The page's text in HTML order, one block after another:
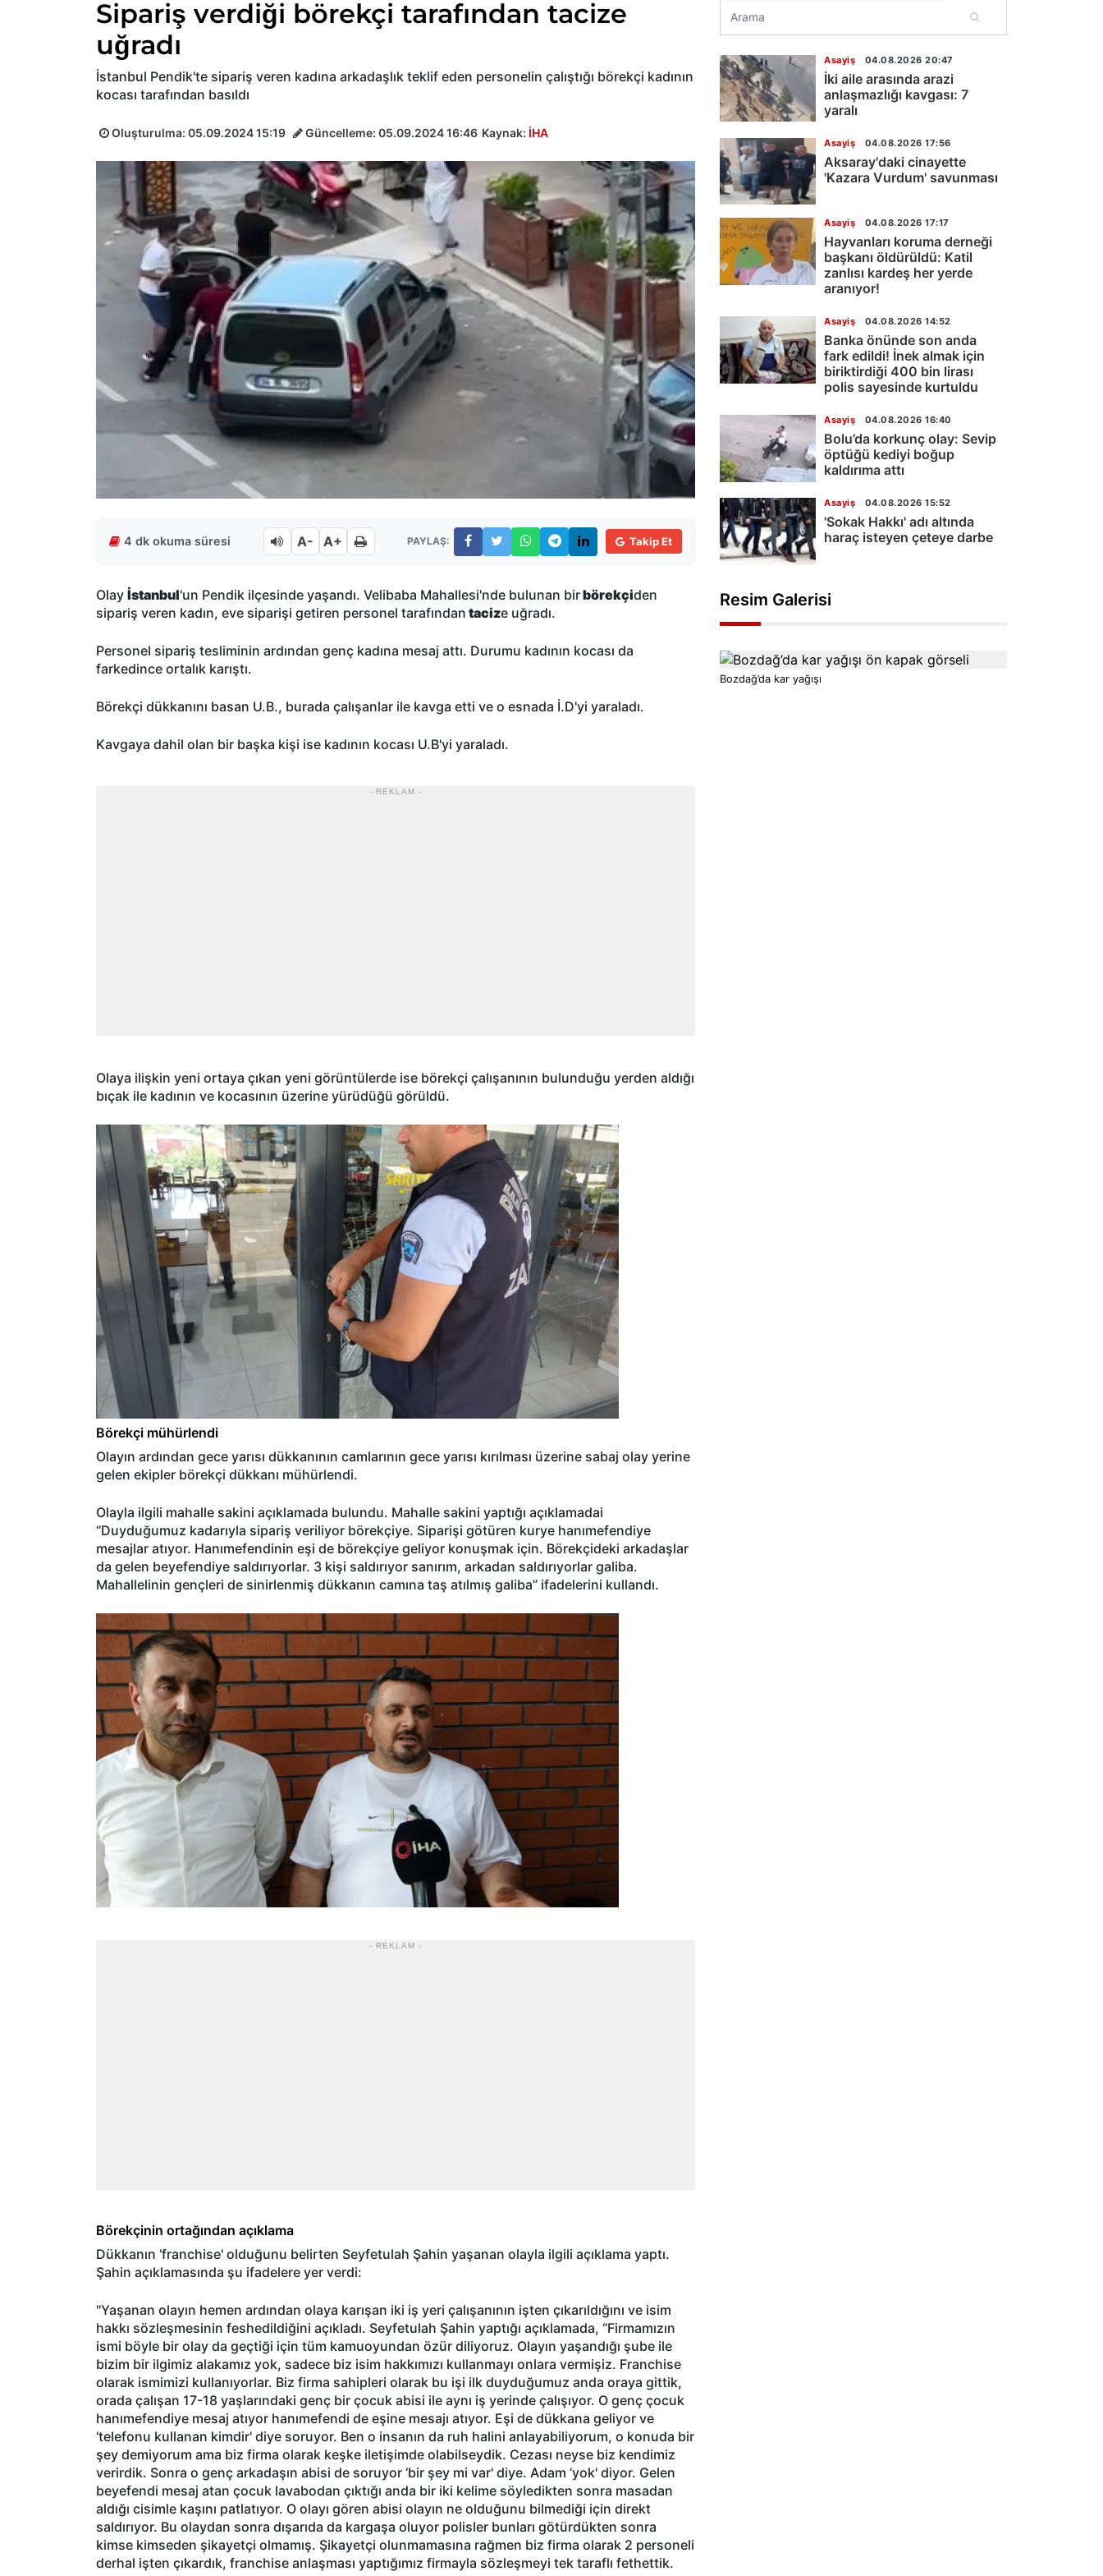
Sipariş verdiği börekçi tarafından tacize
uğradı
İstanbul Pendik'te sipariş veren kadına arkadaşlık teklif eden personelin çalıştığı börekçi kadının
kocası tarafından basıldı
Oluşturulma: 05.09.2024 15:19 Güncelleme: 05.09.2024 16:46 Kaynak: İHA
4 dk okuma süresi A- A+ PAYLAŞ: Takip Et
Olay İstanbul'un Pendik ilçesinde yaşandı. Velibaba Mahallesi'nde bulunan birbörekçiden
sipariş veren kadın, eve siparişi getiren personel tarafından tacize uğradı.
Personel sipariş tesliminin ardından genç kadına mesaj attı. Durumu kadının kocası da
farkedince ortalık karıştı.
Börekçi dükkanını basan U.B., burada çalışanlar ile kavga etti ve o esnada İ.D'yi yaraladı.
Kavgaya dahil olan bir başka kişi ise kadının kocası U.B'yi yaraladı.
- REKLAM -
Olaya ilişkin yeni ortaya çıkan yeni görüntülerde ise börekçi çalışanının bulunduğu yerden aldığı
bıçak ile kadının ve kocasının üzerine yürüdüğü görüldü.
Börekçi mühürlendi
Olayın ardından gece yarısı dükkanının camlarının gece yarısı kırılması üzerine sabaj olay yerine
gelen ekipler börekçi dükkanı mühürlendi.
Olayla ilgili mahalle sakini açıklamada bulundu. Mahalle sakini yaptığı açıklamadai
“Duyduğumuz kadarıyla sipariş veriliyor börekçiye. Siparişi götüren kurye hanımefendiye
mesajlar atıyor. Hanımefendinin eşi de börekçiye geliyor konuşmak için. Börekçideki arkadaşlar
da gelen beyefendiye saldırıyorlar. 3 kişi saldırıyor sanırım, arkadan saldırıyorlar galiba.
Mahallelinin gençleri de sinirlenmiş dükkanın camına taş atılmış galiba” ifadelerini kullandı.
- REKLAM -
Börekçinin ortağından açıklama
Dükkanın ‘franchise' olduğunu belirten Seyfetulah Şahin yaşanan olayla ilgili açıklama yaptı.
Şahin açıklamasında şu ifadelere yer verdi:
''Yaşanan olayın hemen ardından olaya karışan iki iş yeri çalışanının işten çıkarıldığını ve isim
hakkı sözleşmesinin feshedildiğini açıkladı. Seyfetulah Şahin yaptığı açıklamada, “Firmamızın
ismi böyle bir olay da geçtiği için tüm kamuoyundan özür diliyoruz. Olayın yaşandığı şube ile
bizim bir ilgimiz alakamız yok, sadece biz isim hakkımızı kullanmayı onlara vermişiz. Franchise
olarak ismimizi kullanıyorlar. Biz firma sahipleri olarak bu işi ilk duyduğumuz anda oraya gittik,
orada çalışan 17-18 yaşlarındaki genç bir çocuk abisi ile aynı iş yerinde çalışıyor. O genç çocuk
hanımefendiye mesaj atıyor hanımefendi de eşine mesajı atıyor. Eşi de dükkana geliyor ve
‘telefonu kullanan kimdir' diye soruyor. Ben o insanın da ruh halini anlayabiliyorum, o konuda bir
şey demiyorum ama biz firma olarak keşke iletişimde olabilseydik. Cezası neyse biz kendimiz
verirdik. Sonra o genç arkadaşın abisi de soruyor ‘bir şey mi var' diye. Adam ‘yok' diyor. Gelen
beyefendi mesaj atan çocuk lavabodan çıktığı anda bir iki kelime söyledikten sonra masadan
aldığı cisimle kaşını patlatıyor. O olayı gören abisi olayın ne olduğunu bilmediği için direkt
saldırıyor. Bu olaydan sonra dışarıda da kargaşa oluyor polisler bunları götürdükten sonra
kimse kimseden şikayetçi olmamış. Şikayetçi olunmamasına rağmen biz firma olarak 2 personeli
derhal işten çıkardık, franchise anlaşması yaptığımız firmayla sözleşmeyi tek taraflı fethettik.
Asayiş 04.08.2026 20:47
İki aile arasında arazi
anlaşmazlığı kavgası: 7
yaralı
Asayiş 04.08.2026 17:56
Aksaray'daki cinayette
'Kazara Vurdum' savunması
Asayiş 04.08.2026 17:17
Hayvanları koruma derneği
başkanı öldürüldü: Katil
zanlısı kardeş her yerde
aranıyor!
Asayiş 04.08.2026 14:52
Banka önünde son anda
fark edildi! İnek almak için
biriktirdiği 400 bin lirası
polis sayesinde kurtuldu
Asayiş 04.08.2026 16:40
Bolu’da korkunç olay: Sevip
öptüğü kediyi boğup
kaldırıma attı
Asayiş 04.08.2026 15:52
'Sokak Hakkı' adı altında
haraç isteyen çeteye darbe
Resim Galerisi
Bozdağ’da kar yağışı